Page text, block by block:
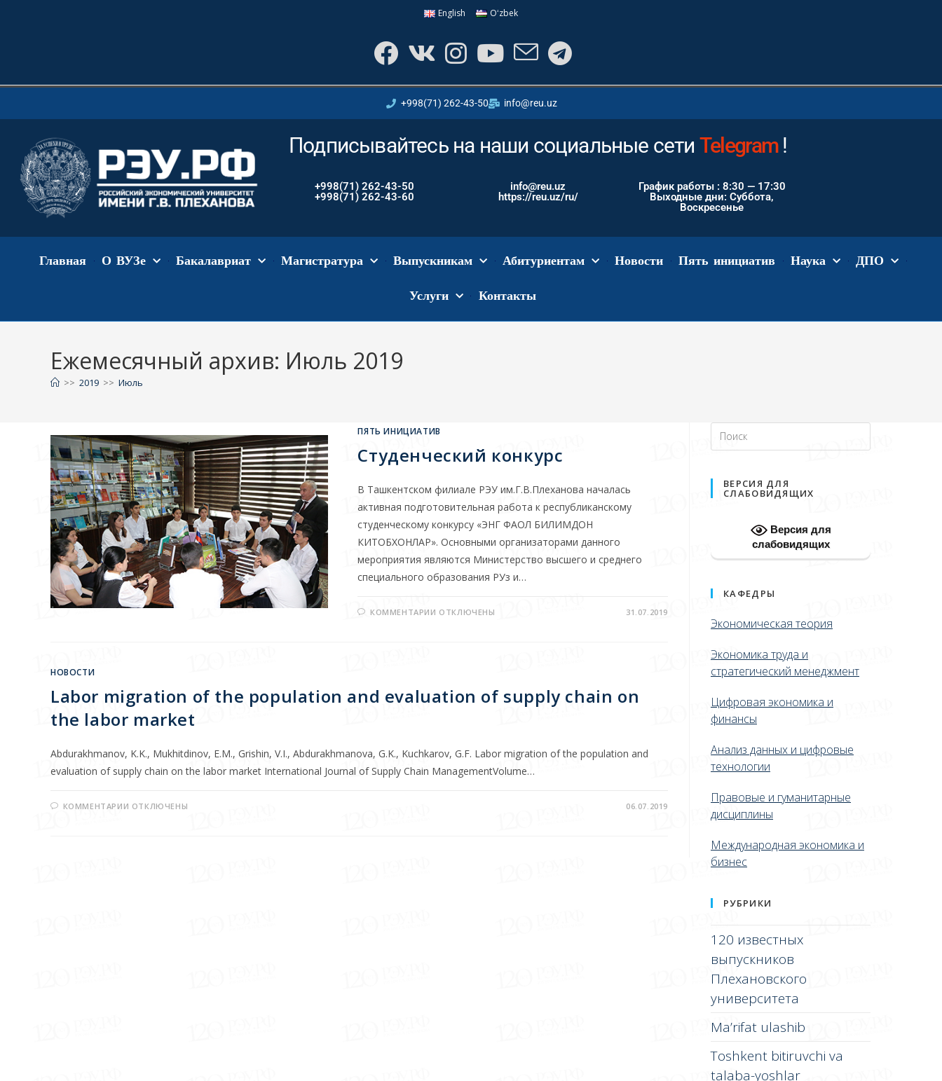
English Oʻzbek
+998(71) 262-43-50 info@reu.uz
Подписывайтесь на наши социальные сети Telegram
Instagram !
+998(71) 262-43-50
+998(71) 262-43-60
info@reu.uz
https://reu.uz/ru/
График работы : 8:30 — 17:30
Выходные дни: Суббота,
Воскресенье
Главная О ВУЗе Бакалавриат Магистратура Выпускникам Абитуриентам Новости Пять инициатив Наука ДПО
Услуги Контакты
Ежемесячный архив: Июль 2019
>> 2019 >> Июль
ПЯТЬ ИНИЦИАТИВ
Студенческий конкурс
В Ташкентском филиале РЭУ им.Г.В.Плеханова началась
активная подготовительная работа к республиканскому
студенческому конкурсу «ЭНГ ФАОЛ БИЛИМДОН
КИТОБХОНЛАР». Основными организаторами данного
мероприятия являются Министерство высшего и среднего
специального образования РУз и…
КОММЕНТАРИИ ОТКЛЮЧЕНЫ 31.07.2019
НОВОСТИ
Labor migration of the population and evaluation of supply chain on
the labor market
Abdurakhmanov, K.K., Mukhitdinov, E.M., Grishin, V.I., Abdurakhmanova, G.K., Kuchkarov, G.F. Labor migration of the population and
evaluation of supply chain on the labor market International Journal of Supply Chain ManagementVolume…
КОММЕНТАРИИ ОТКЛЮЧЕНЫ 06.07.2019
ВЕРСИЯ ДЛЯ
СЛАБОВИДЯЩИХ
Версия для
слабовидящих
КАФЕДРЫ
Экономическая теория
Экономика труда и
стратегический менеджмент
Цифровая экономика и
финансы
Анализ данных и цифровые
технологии
Правовые и гуманитарные
дисциплины
Международная экономика и
бизнес
РУБРИКИ
120 известных
выпускников
Плехановского
университета
Ma’rifat ulashib
Toshkent bitiruvchi va
talaba-yoshlar